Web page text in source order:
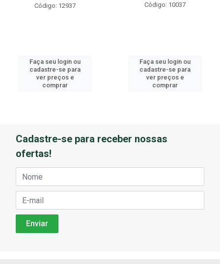
Código: 12937
Faça seu login ou
cadastre-se para
ver preços e
comprar
Código: 10037
Faça seu login ou
cadastre-se para
ver preços e
comprar
Cadastre-se para receber nossas
ofertas!